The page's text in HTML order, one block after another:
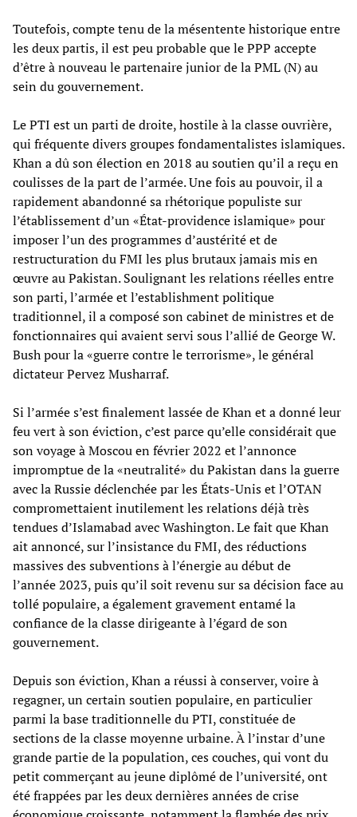
Toutefois, compte tenu de la mésentente historique entre
les deux partis, il est peu probable que le PPP accepte
d’être à nouveau le partenaire junior de la PML (N) au
sein du gouvernement.
Le PTI est un parti de droite, hostile à la classe ouvrière,
qui fréquente divers groupes fondamentalistes islamiques.
Khan a dû son élection en 2018 au soutien qu’il a reçu en
coulisses de la part de l’armée. Une fois au pouvoir, il a
rapidement abandonné sa rhétorique populiste sur
l’établissement d’un «État-providence islamique» pour
imposer l’un des programmes d’austérité et de
restructuration du FMI les plus brutaux jamais mis en
œuvre au Pakistan. Soulignant les relations réelles entre
son parti, l’armée et l’establishment politique
traditionnel, il a composé son cabinet de ministres et de
fonctionnaires qui avaient servi sous l’allié de George W.
Bush pour la «guerre contre le terrorisme», le général
dictateur Pervez Musharraf.
Si l’armée s’est finalement lassée de Khan et a donné leur
feu vert à son éviction, c’est parce qu’elle considérait que
son voyage à Moscou en février 2022 et l’annonce
impromptue de la «neutralité» du Pakistan dans la guerre
avec la Russie déclenchée par les États-Unis et l’OTAN
compromettaient inutilement les relations déjà très
tendues d’Islamabad avec Washington. Le fait que Khan
ait annoncé, sur l’insistance du FMI, des réductions
massives des subventions à l’énergie au début de
l’année 2023, puis qu’il soit revenu sur sa décision face au
tollé populaire, a également gravement entamé la
confiance de la classe dirigeante à l’égard de son
gouvernement.
Depuis son éviction, Khan a réussi à conserver, voire à
regagner, un certain soutien populaire, en particulier
parmi la base traditionnelle du PTI, constituée de
sections de la classe moyenne urbaine. À l’instar d’une
grande partie de la population, ces couches, qui vont du
petit commerçant au jeune diplômé de l’université, ont
été frappées par les deux dernières années de crise